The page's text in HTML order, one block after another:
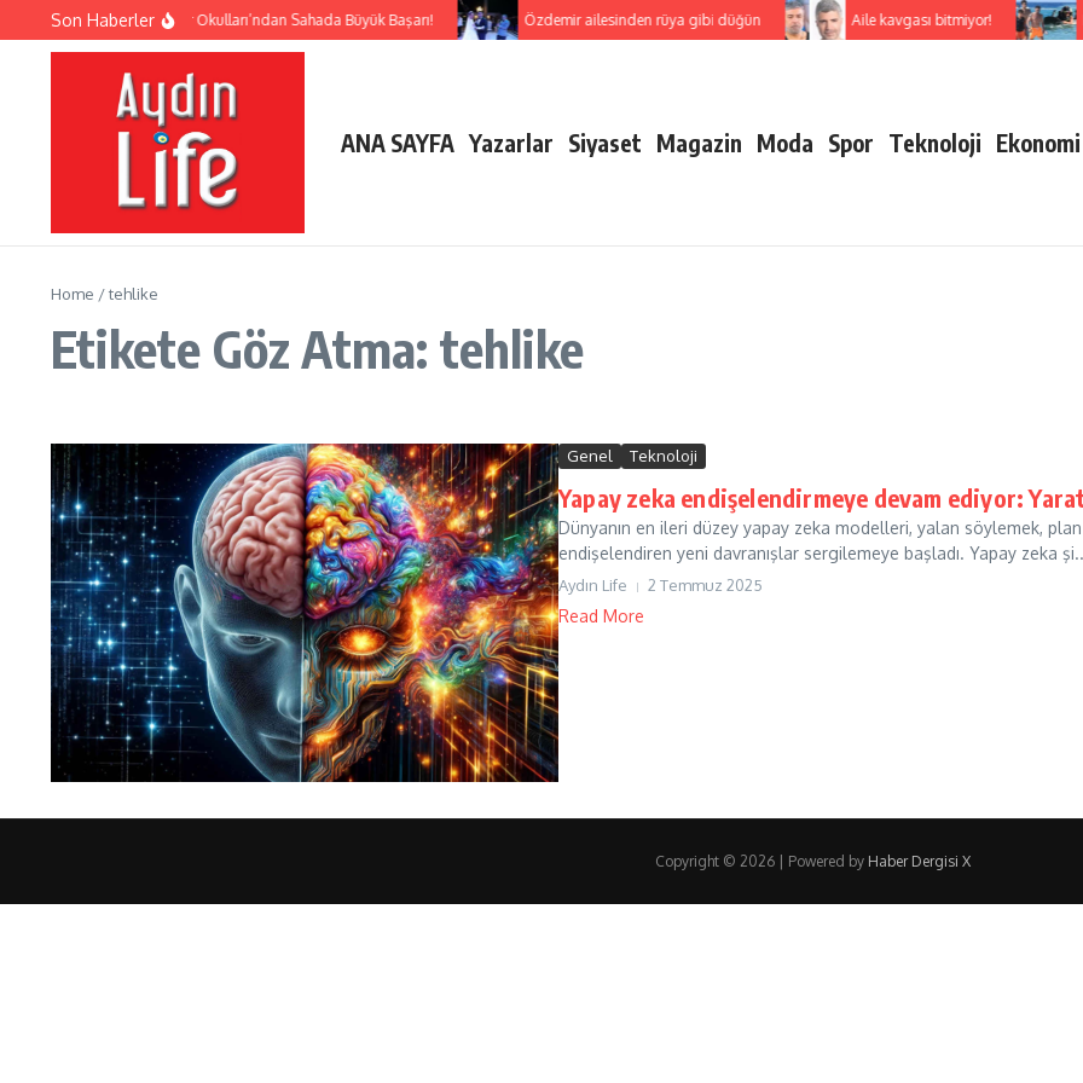
İçeriğe atlaSon Haberler Lider Okulları’ndan Sahada Büyük Başarı! Özdemir ailesinden rüya gibi düğün Aile kavgası bitmiyor!
ANA SAYFA Yazarlar Siyaset Magazin Moda Spor Teknoloji Ekonomi
Home /tehlike
Etikete Göz Atma: tehlike
Genel Teknoloji
Yapay zeka endişelendirmeye devam ediyor:
Dünyanın en ileri düzey yapay zeka modelleri, yalan söylemek,
endişelendiren yeni davranışlar sergilemeye başladı. Yapay zeka
Aydın Life 2 Temmuz 2025
Read More
Copyright © 2026 | Powered by Haber Dergisi X